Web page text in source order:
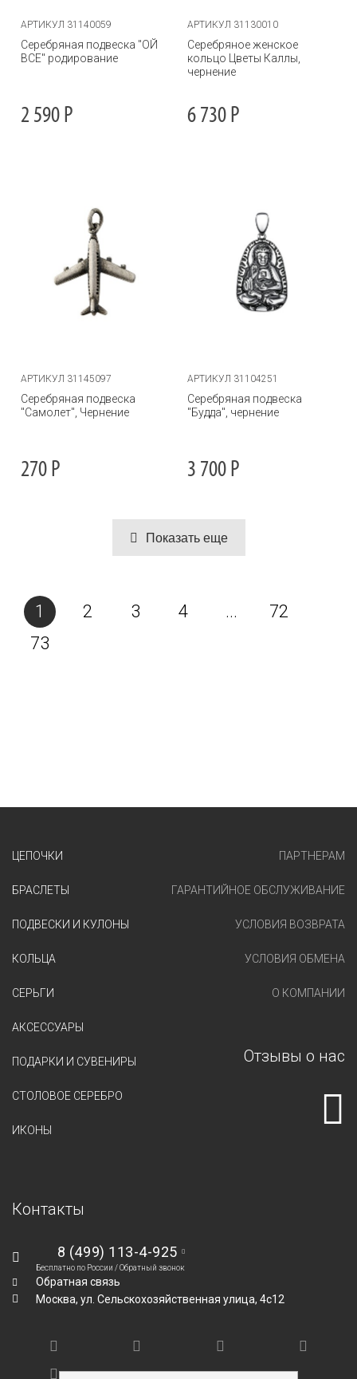
АРТИКУЛ 31140059
Серебряная подвеска "ОЙ
ВСЕ" родирование
2 590 Р
АРТИКУЛ 31130010
Серебряное женское
кольцо Цветы Каллы,
чернение
6 730 Р
АРТИКУЛ 31145097
Серебряная подвеска
"Самолет", Чернение
270 Р
АРТИКУЛ 31104251
Серебряная подвеска
"Будда", чернение
3 700 Р
Показать еще
1 2 3 4 ...
72
73
ЦЕПОЧКИ
БРАСЛЕТЫ
ПОДВЕСКИ И КУЛОНЫ
КОЛЬЦА
СЕРЬГИ
АКСЕССУАРЫ
ПОДАРКИ И СУВЕНИРЫ
СТОЛОВОЕ СЕРЕБРО
ИКОНЫ
ПАРТНЕРАМ
ГАРАНТИЙНОЕ ОБСЛУЖИВАНИЕ
УСЛОВИЯ ВОЗВРАТА
УСЛОВИЯ ОБМЕНА
О КОМПАНИИ
Отзывы о нас
Контакты
8 (499) 113-4-925
Бесплатно по России /Обратный звонок
Обратная связь
Москва, ул. Сельскохозяйственная улица, 4с12